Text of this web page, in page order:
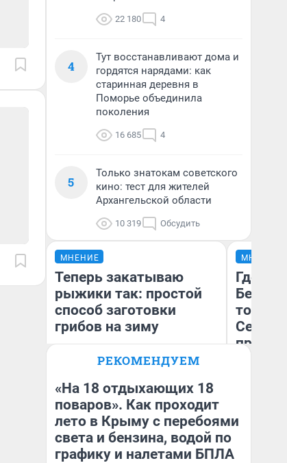
22 180 4
4
Тут восстанавливают дома и
гордятся нарядами: как
старинная деревня в
Поморье объединила
поколения
16 685 4
5
Только знатокам советского
кино: тест для жителей
Архангельской области
10 319 Обсудить
МНЕНИЕ
Теперь закатываю
рыжики так: простой
способ заготовки
грибов на зиму
Вероника
МНЕНИЕ
Где
Белом
точки
РЕКОМЕНДУЕМ
«На 18 отдыхающих 18
поваров». Как проходит
лето в Крыму с перебоями
света и бензина, водой по
графику и налетами БПЛА